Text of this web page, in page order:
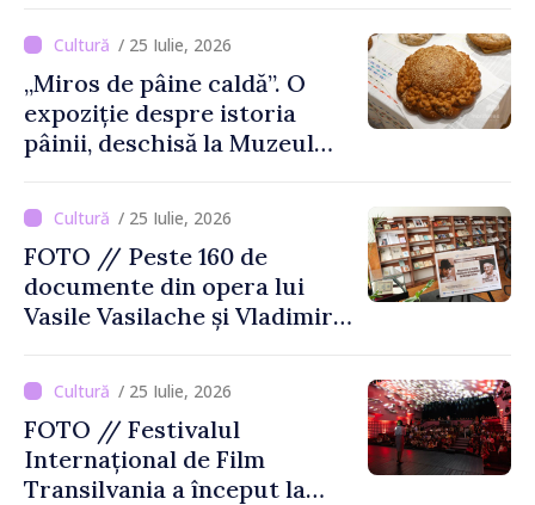
august
/ 25 Iulie, 2026
„Miros de pâine caldă”. O
expoziție despre istoria
pâinii, deschisă la Muzeul
Moldovei
/ 25 Iulie, 2026
FOTO // Peste 160 de
documente din opera lui
Vasile Vasilache și Vladimir
Biblioteca Națională
/ 25 Iulie, 2026
FOTO // Festivalul
Internațional de Film
Transilvania a început la